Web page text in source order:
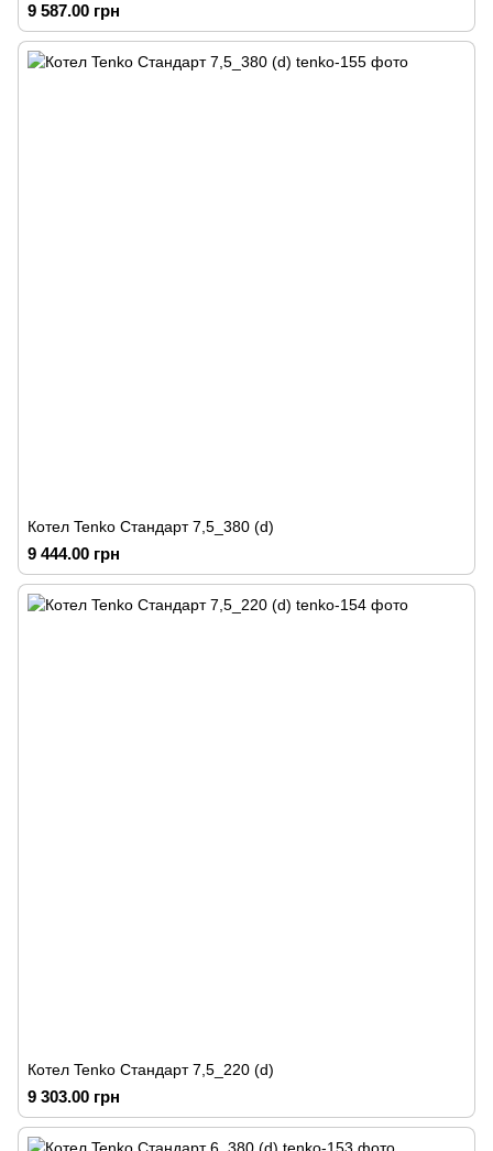
9 587.00 грн
Котел Tenko Стандарт 7,5_380 (d)
9 444.00 грн
Котел Tenko Стандарт 7,5_220 (d)
9 303.00 грн